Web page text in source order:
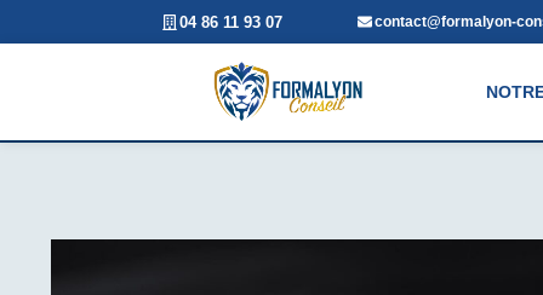
04 86 11 93 07 contact@formalyon-